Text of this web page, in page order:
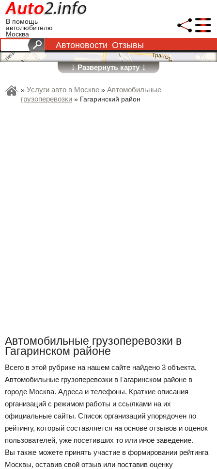
В помощь
автолюбителю
Москва
Автоновости Отзывы
↓Развернуть карту↓
» Услуги авто в Москве » Автомобильные
грузоперевозки » Гагаринский район
Автомобильные грузоперевозки в
Гагаринском районе
Всего в этой рубрике на нашем сайте найдено 3 объекта.
Автомобильные грузоперевозки в Гагаринском районе в
городе Москва. Адреса и телефоны. Краткие описания
организаций с режимом работы и ссылками на их
официальные сайты. Список организаций упорядочен по
рейтингу, который составляется на основе отзывов и оценок
пользователей, уже посетивших то или иное заведение.
Вы также можете принять участие в формировании рейтинга
Москвы, оставив свой отзыв или поставив оценку